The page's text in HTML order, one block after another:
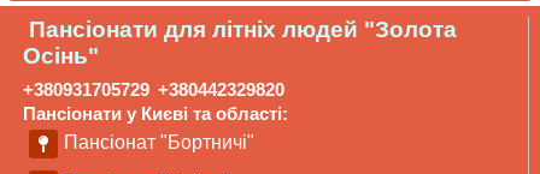
Пансіонати для літніх людей "Золота
Осінь"
+380931705729 +380442329820
Пансіонати у Києві та області:
Пансіонат "Бортничі"